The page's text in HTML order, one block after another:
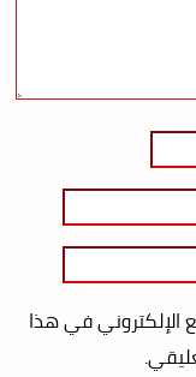
الإلكتروني في هذا